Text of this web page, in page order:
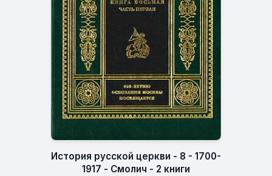
История русской церкви - 8 - 1700-
1917 - Смолич - 2 книги